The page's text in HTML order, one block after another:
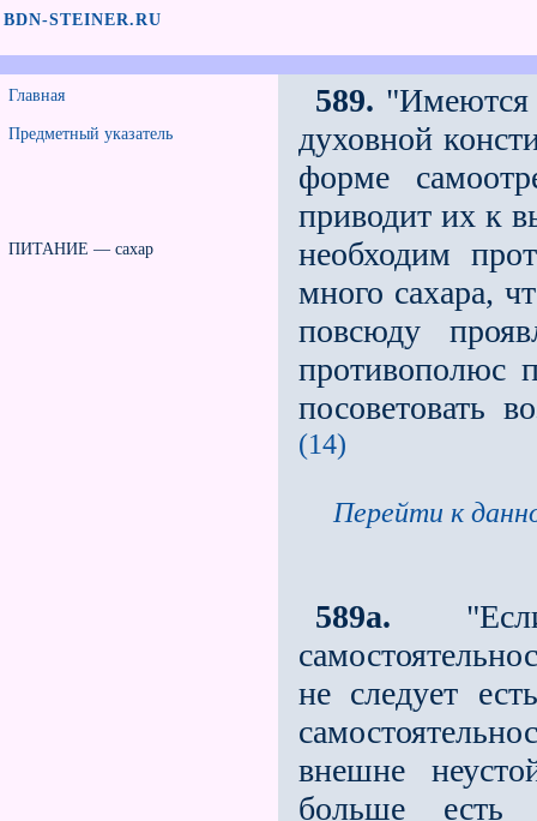
BDN-STEINER.RU
Главная
Предметный указатель
ПИТАНИЕ — сахар
589. "Имеются
духовной
форме
приводит их к
необходим
много сахара,
повсюду
противополюс
посоветовать
(14)
Перейти к
589a.
не следует
внешне
больше есть